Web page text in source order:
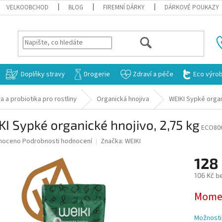
VELKOOBCHOD BLOG FIREMNÍ DÁRKY DÁRKOVÉ POUKAZY
HLEDAT
Doplňky stravy Drogerie Zdraví a péče Eco
a probiotika pro rostliny Organická hnojiva WEIKI Sypké
Sypké organické hnojivo, 2,75 kg
Podrobnosti hodnocení Značka: WEIKI
128
106 Kč
cena: